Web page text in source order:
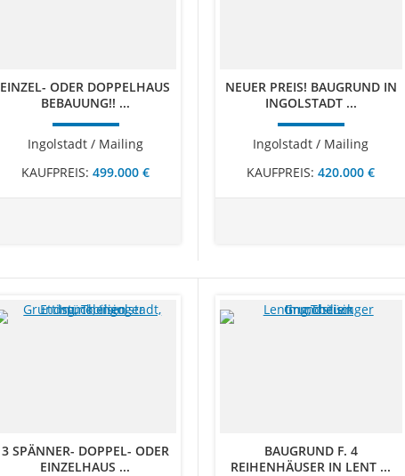
EINZEL- ODER DOPPELHAUS
BEBAUUNG!! ...
Ingolstadt / Mailing
KAUFPREIS: 499.000 €
NEUER PREIS! BAUGRUND IN
INGOLSTADT ...
Ingolstadt / Mailing
KAUFPREIS: 420.000 €
3 SPÄNNER- DOPPEL- ODER
EINZELHAUS ...
BAUGRUND F. 4
REIHENHÄUSER IN LENT ...